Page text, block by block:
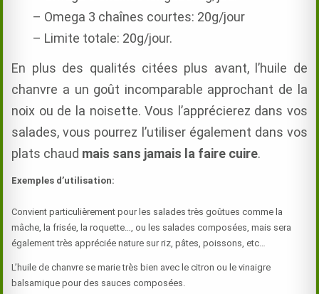
– Omega 3 chaînes courtes: 20g/jour
– Limite totale: 20g/jour.
En plus des qualités citées plus avant, l’huile de
chanvre a un goût incomparable approchant de la
noix ou de la noisette. Vous l’apprécierez dans vos
salades, vous pourrez l’utiliser également dans vos
plats chaud mais sans jamais la faire cuire.
Exemples d’utilisation:
Convient particulièrement pour les salades très goûtues comme la
mâche, la frisée, la roquette…, ou les salades composées, mais sera
également très appréciée nature sur riz, pâtes, poissons, etc…
L’huile de chanvre se marie très bien avec le citron ou le vinaigre
balsamique pour des sauces composées.